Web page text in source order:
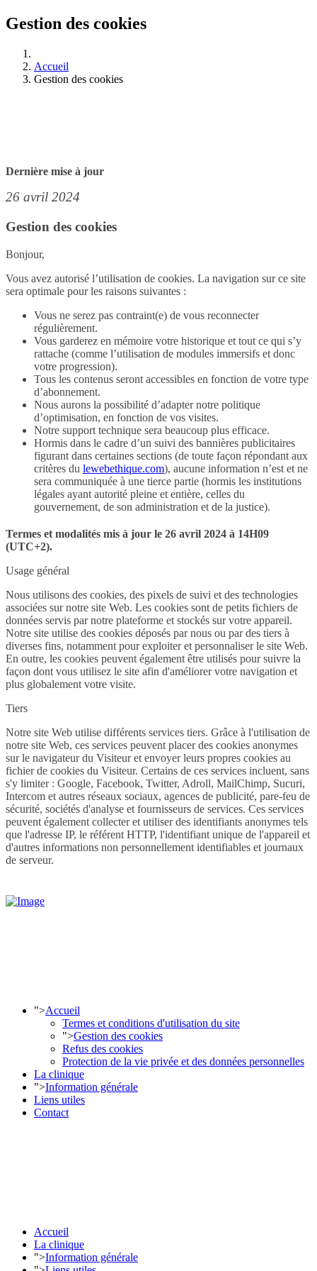
Gestion des cookies
Accueil
Gestion des cookies
Dernière mise à jour
26 avril 2024
Gestion des cookies
Bonjour,
Vous avez autorisé l’utilisation de cookies. La navigation sur ce site
sera optimale pour les raisons suivantes :
Vous ne serez pas contraint(e) de vous reconnecter
régulièrement.
Vous garderez en mémoire votre historique et tout ce qui s’y
rattache (comme l’utilisation de modules immersifs et donc
votre progression).
Tous les contenus seront accessibles en fonction de votre type
d’abonnement.
Nous aurons la possibilité d’adapter notre politique
d’optimisation, en fonction de vos visites.
Notre support technique sera beaucoup plus efficace.
Hormis dans le cadre d’un suivi des bannières publicitaires
figurant dans certaines sections (de toute façon répondant aux
critères du lewebethique.com), aucune information n’est et ne
sera communiquée à une tierce partie (hormis les institutions
légales ayant autorité pleine et entière, celles du
gouvernement, de son administration et de la justice).
Termes et modalités mis à jour le 26 avril 2024 à 14H09
(UTC+2).
Usage général
Nous utilisons des cookies, des pixels de suivi et des technologies
associées sur notre site Web. Les cookies sont de petits fichiers de
données servis par notre plateforme et stockés sur votre appareil.
Notre site utilise des cookies déposés par nous ou par des tiers à
diverses fins, notamment pour exploiter et personnaliser le site Web.
En outre, les cookies peuvent également être utilisés pour suivre la
façon dont vous utilisez le site afin d'améliorer votre navigation et
plus globalement votre visite.
Tiers
Notre site Web utilise différents services tiers. Grâce à l'utilisation de
notre site Web, ces services peuvent placer des cookies anonymes
sur le navigateur du Visiteur et envoyer leurs propres cookies au
fichier de cookies du Visiteur. Certains de ces services incluent, sans
s'y limiter : Google, Facebook, Twitter, Adroll, MailChimp, Sucuri,
Intercom et autres réseaux sociaux, agences de publicité, pare-feu de
sécurité, sociétés d'analyse et fournisseurs de services. Ces services
peuvent également collecter et utiliser des identifiants anonymes tels
que l'adresse IP, le référent HTTP, l'identifiant unique de l'appareil et
d'autres informations non personnellement identifiables et journaux
de serveur.
">Accueil
Termes et conditions d'utilisation du site
">Gestion des cookies
Refus des cookies
Protection de la vie privée et des données personnelles
La clinique
">Information générale
Liens utiles
Contact
Accueil
La clinique
">Information générale